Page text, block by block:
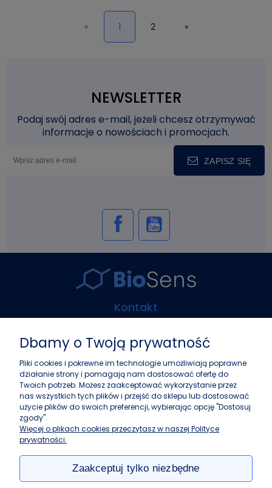
« 1 2 »
NEWSLETTER
Podaj swój adres e-mail, jeżeli chcesz otrzymywać
informacje o nowościach i promocjach.
ZAPISZ SIĘ
Kontakt
ul. Górczewska 216
01-460 Warszawa
+48 22 243 37 87
info@biosens.pl
Pomoc
Dbamy o Twoją prywatność
Pliki cookies i pokrewne im technologie umożliwiają poprawne
działanie strony i pomagają nam dostosować ofertę do
Twoich potrzeb. Możesz zaakceptować wykorzystanie przez
nas wszystkich tych plików i przejść do sklepu lub dostosować
użycie plików do swoich preferencji, wybierając opcję "Dostosuj
zgody".
Więcej o plikach cookies przeczytasz w naszej Polityce
prywatności.
Zaakceptuj tylko niezbędne